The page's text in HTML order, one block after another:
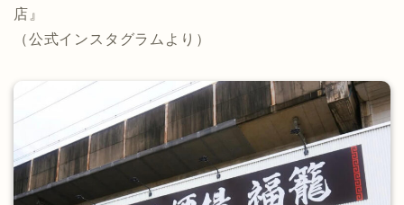
店』
（公式インスタグラムより）